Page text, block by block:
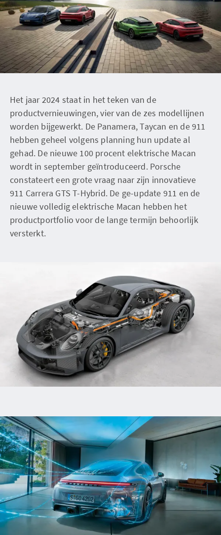
Het jaar 2024 staat in het teken van de
productvernieuwingen, vier van de zes modellijnen
worden bijgewerkt. De Panamera, Taycan en de 911
hebben geheel volgens planning hun update al
gehad. De nieuwe 100 procent elektrische Macan
wordt in september geïntroduceerd. Porsche
constateert een grote vraag naar zijn innovatieve
911 Carrera GTS T-Hybrid. De ge-update 911 en de
nieuwe volledig elektrische Macan hebben het
productportfolio voor de lange termijn behoorlijk
versterkt.